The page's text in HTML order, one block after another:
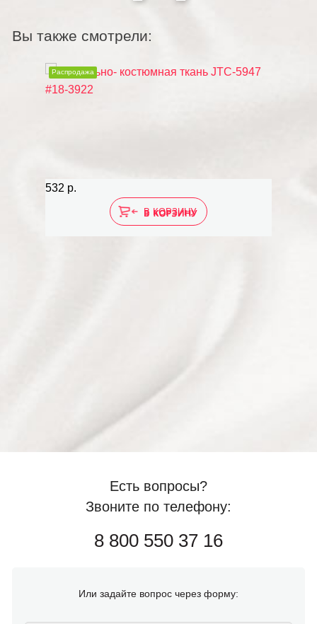
Вы также смотрели:
532 р.
Распродажа
В КОРЗИНУ
Есть вопросы?
Звоните по телефону:
8 800 550 37 16
Или задайте вопрос через форму: